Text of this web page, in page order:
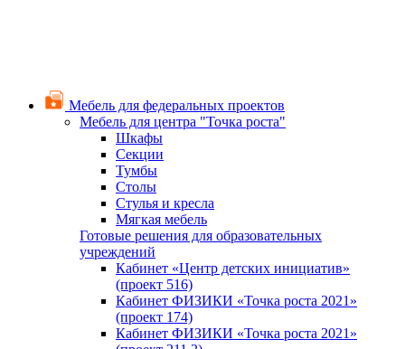
Мебель для федеральных проектов
Мебель для центра "Точка роста"
Шкафы
Секции
Тумбы
Столы
Стулья и кресла
Мягкая мебель
Готовые решения для образовательных
учреждений
Кабинет «Центр детских инициатив»
(проект 516)
Кабинет ФИЗИКИ «Точка роста 2021»
(проект 174)
Кабинет ФИЗИКИ «Точка роста 2021»